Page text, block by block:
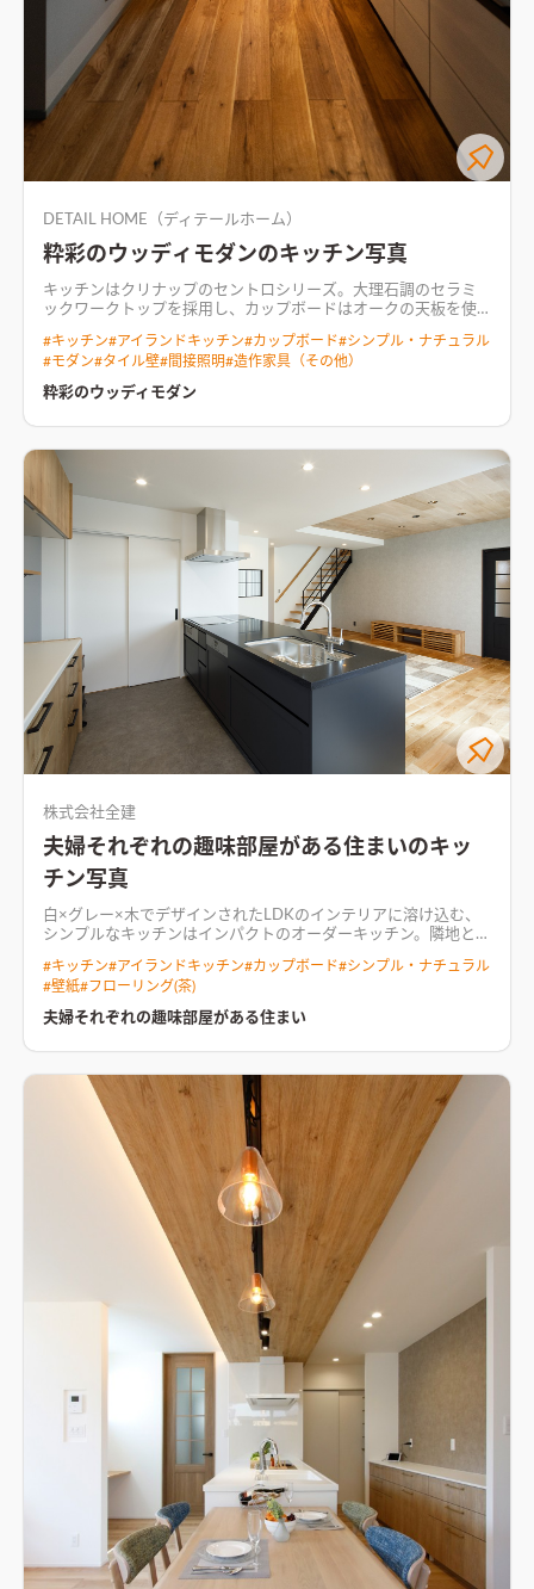
DETAIL HOME（ディテールホーム）
粋彩のウッディモダンのキッチン写真
キッチンはクリナップのセントロシリーズ。大理石調のセラミ
ックワークトップを採用し、カップボードはオークの天板を使
とで、木や植物の有機的な美しさや個性をより魅力的に反映す
る。 水平の広がりを最も意識したLDK。 マホガニーの赤く華や
かな高天井が外まで繋がり、端正な木目のタモを使ったルーバー
化を愉しみながら家族の成長と共に愛着を持って暮らしたい。
た無添加オイルを施主自ら塗装。 誰もやった事がない施工方法
にも果敢に挑戦し、職人の知恵と匠の技が随所に垣間見える。
造作と上質な意匠を追求した住まい。
ダークトーンでまとめた
空間の中に、無垢材の存在感が際立つリビング空間マホガニー
の天井と間接照明の光のラインが外のテラスへと続く
#キッチン#アイランドキッチン#カップボード#シンプル・ナチュラル
#モダン#タイル壁#間接照明#造作家具（その他）
粋彩のウッディモダン
株式会社全建
夫婦それぞれの趣味部屋がある住まいのキッ
チン写真
白×グレー×木でデザインされたLDKのインテリアに溶け込む、
シンプルなキッチンはインパクトのオーダーキッチン。
隣地との
に開業するための店舗兼用住宅。 金属と２種類の木製のサイデ
ィングをデザインした外観。 住宅と店舗で玄関を分け、内部で
つながる設計。
#キッチン#アイランドキッチン#カップボード#シンプル・ナチュラル
#壁紙#フローリング(茶)
夫婦それぞれの趣味部屋がある住まい